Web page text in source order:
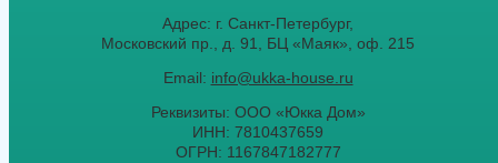
Адрес: г. Санкт-Петербург,
Московский пр., д. 91, БЦ «Маяк», оф. 215
Email: info@ukka-house.ru
Реквизиты: ООО «Юкка Дoм»
ИНН: 7810437659
ОГРН: 1167847182777